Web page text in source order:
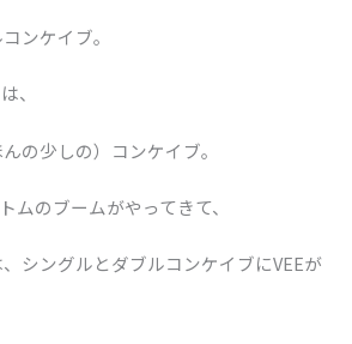
ンケイブ。
、
の少しの）コンケイブ。
ムのブームがやってきて、
シングルとダブルコンケイブにVEEが